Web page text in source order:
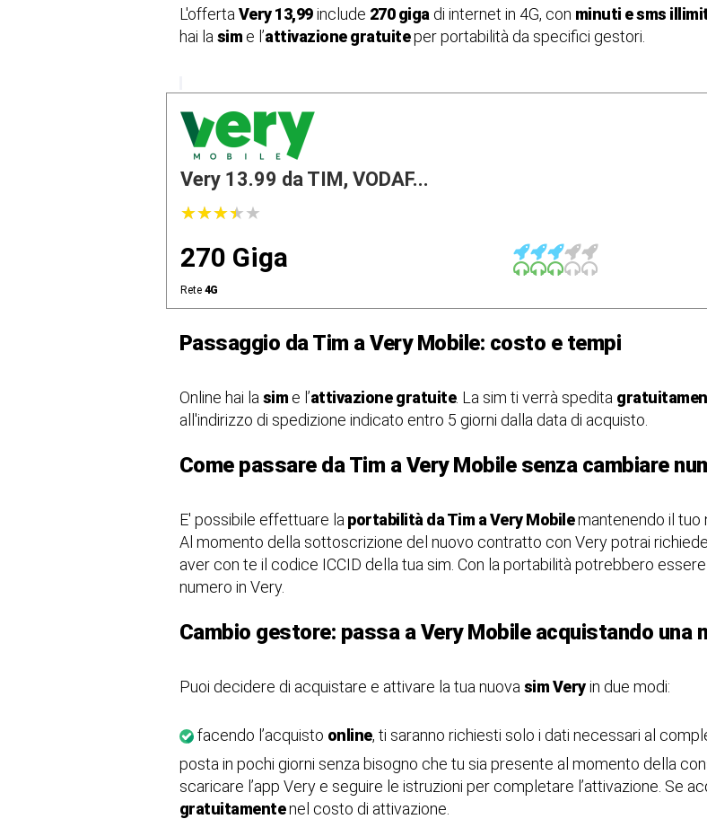
L'offerta Very 13,99include 270 giga di internet in 4G, con minuti e sms
hai la sim e l’attivazione gratuiteper portabilità da specifici gestori.
Very 13.99 da TIM, VODAF...
★★★★★
★★★★★
270 Giga
Rete 4G
Passaggio da Tim a Very Mobile: costo e tempi
Online hai la sim e l’attivazione gratuite. La sim ti verrà spedita
all'indirizzo di spedizione indicato entro 5 giorni dalla data di acquisto.
Come passare da Tim a Very Mobile senza cambiare
E' possibile effettuare la portabilità da Tim a Very Mobilemantenendo il tuo
Al momento della sottoscrizione del nuovo contratto con Very potrai
aver con te il codice ICCID della tua sim. Con la portabilità potrebbero
numero in Very.
Cambio gestore: passa a Very Mobile acquistando una
Puoi decidere di acquistare e attivare la tua nuova sim Veryin due modi:
facendo l’acquisto online, ti saranno richiesti solo i dati necessari al
posta in pochi giorni senza bisogno che tu sia presente al momento della
scaricare l’app Very e seguire le istruzioni per completare l’attivazione. Se
gratuitamentenel costo di attivazione.